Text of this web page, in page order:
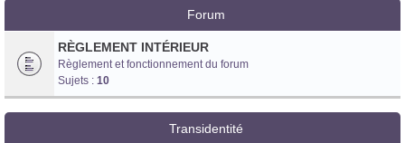
Forum
RÈGLEMENT INTÉRIEUR
Règlement et fonctionnement du forum
Sujets : 10
Transidentité